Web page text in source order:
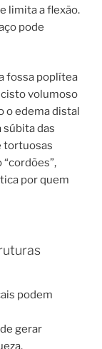
limita a flexão.
pode
fossa poplítea
volumoso
o edema distal
súbita das
tortuosas
por quem
podem
gerar